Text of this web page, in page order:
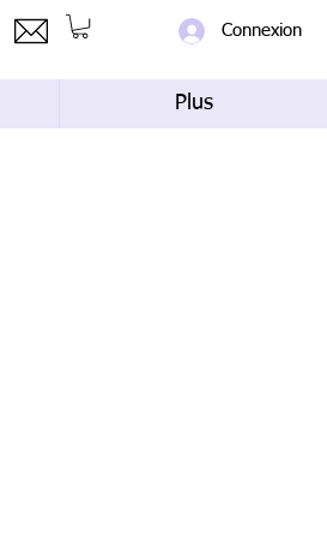
Connexion
Plus